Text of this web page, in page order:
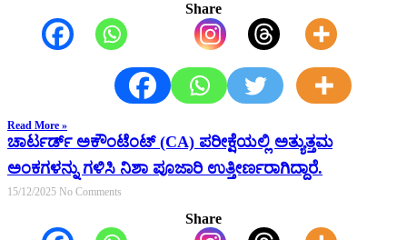
Share
Read More »
ಚಾರ್ಟರ್ಡ್ ಅಕೌಂಟೆಂಟ್ (CA) ಪರೀಕ್ಷೆಯಲ್ಲಿ ಅತ್ಯುತ್ತಮ
ಅಂಕಗಳನ್ನು ಗಳಿಸಿ ನಿಶಾ ಪೂಜಾರಿ ಉತ್ತೀರ್ಣರಾಗಿದ್ದಾರೆ.
15/12/2025 No Comments
Share